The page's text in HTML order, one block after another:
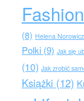
(8) Helena Norowicz
Polki(9) Jak się
(10) Jak zrobić
Książki (12)